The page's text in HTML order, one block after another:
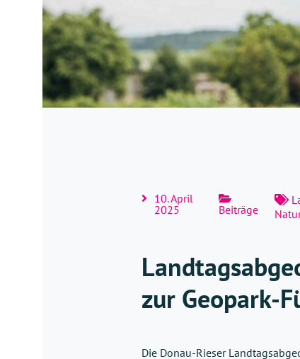
10. April
2025
Beiträge
zur Geopark-
Die Donau-Rieser